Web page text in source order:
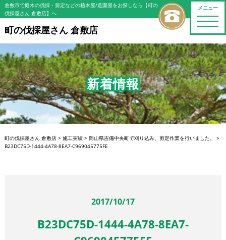
メニュー
toggle
倉敷市で庭木の伐採・剪定などの植木屋/造園屋をお探しなら【町の
伐採屋さん 倉敷店】へ
町の伐採屋さん 倉敷店
新着情報
町の伐採屋さん 倉敷店> 施工実績> 岡山県吉備中央町で刈り込み、剪定作業を行いました。
>
B23DC75D-1444-4A78-8EA7-C969045775FE
2017/10/17
B23DC75D-1444-4A78-8EA7-